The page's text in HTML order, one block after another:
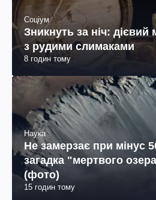
Соціум
Зникнуть за ніч:
з рудими слимаками
8 годин тому
Наука
Не замерзає при мінус
загадка "мертвого
(фото)
15 годин тому